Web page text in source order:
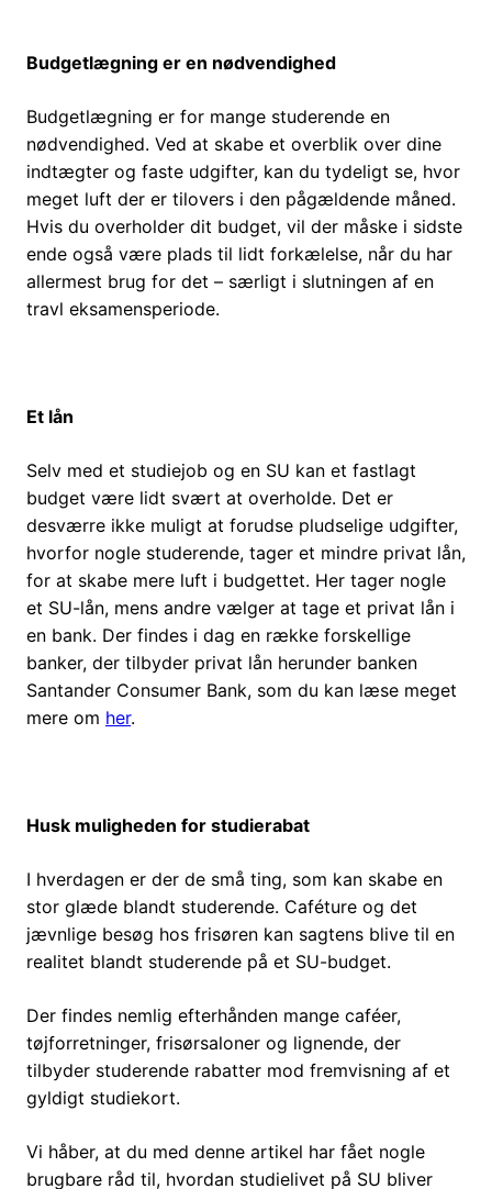
Budgetlægning er en nødvendighed
Budgetlægning er for mange studerende en
nødvendighed. Ved at skabe et overblik over dine
indtægter og faste udgifter, kan du tydeligt se, hvor
meget luft der er tilovers i den pågældende måned.
Hvis du overholder dit budget, vil der måske i sidste
ende også være plads til lidt forkælelse, når du har
allermest brug for det – særligt i slutningen af en
travl eksamensperiode.
Et lån
Selv med et studiejob og en SU kan et fastlagt
budget være lidt svært at overholde. Det er
desværre ikke muligt at forudse pludselige udgifter,
hvorfor nogle studerende, tager et mindre privat lån,
for at skabe mere luft i budgettet. Her tager nogle
et SU-lån, mens andre vælger at tage et privat lån i
en bank. Der findes i dag en række forskellige
banker, der tilbyder privat lån herunder banken
Santander Consumer Bank, som du kan læse meget
mere om her.
Husk muligheden for studierabat
I hverdagen er der de små ting, som kan skabe en
stor glæde blandt studerende. Caféture og det
jævnlige besøg hos frisøren kan sagtens blive til en
realitet blandt studerende på et SU-budget.
Der findes nemlig efterhånden mange caféer,
tøjforretninger, frisørsaloner og lignende, der
tilbyder studerende rabatter mod fremvisning af et
gyldigt studiekort.
Vi håber, at du med denne artikel har fået nogle
brugbare råd til, hvordan studielivet på SU bliver